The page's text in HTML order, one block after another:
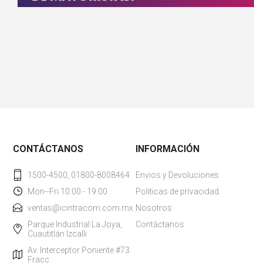
CONTÁCTANOS
1500-4500, 01800-8008464
Mon--Fri 10:00 - 19:00
ventas@icintracom.com.mx
Parque Industrial La Joya,
Cuautitlán Izcalli
Av. Interceptor Poniente #73
Fracc.
INFORMACIÓN
Envios y Devoluciones
Politicas de privacidad.
Nosotros
Contáctanos